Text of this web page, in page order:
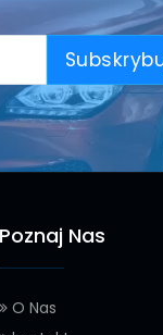
Poznaj Nas
O Nas